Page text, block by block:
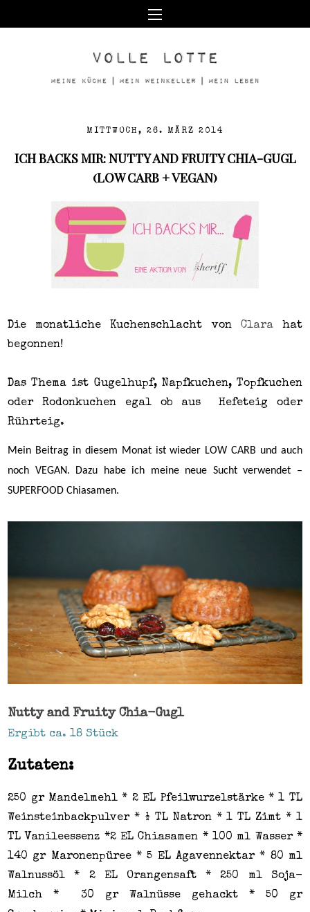
MITTWOCH, 26. MÄRZ 2014
ICH BACKS MIR: NUTTY AND FRUITY CHIA-GUGL
(LOW CARB + VEGAN)
Die monatliche Kuchenschlacht von Clarahat
begonnen!
Das Thema ist Gugelhupf, Napfkuchen, Topfkuchen
oder Rodonkuchen egal ob aus
Hefeteig oder
Rührteig.
Mein Beitrag in diesem Monat ist wieder LOW CARB und auch
noch VEGAN. Dazu habe ich meine neue Sucht verwendet –
SUPERFOOD Chiasamen.
Nutty and Fruity Chia-Gugl
Ergibt ca. 18 Stück
Zutaten:
250 gr Mandelmehl * 2 EL Pfeilwurzelstärke * 1 TL
Weinsteinbackpulver * ½ TL Natron *1 TL Zimt * 1
TL Vanileessenz *2 EL Chiasamen * 100 ml Wasser *
140 gr Maronenpüree * 5 EL Agavennektar * 80 ml
Walnussöl * 2 EL Orangensaft * 250 ml Soja-
Milch * 30 gr Walnüsse gehackt * 50 gr